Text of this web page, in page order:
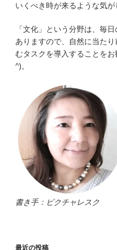
いくべき時が来るような気が
「文化」という分野は、毎
ありますので、自然に当た
むタスクを導入することを
^)。
書き手：ピクチャレスク
最近の投稿